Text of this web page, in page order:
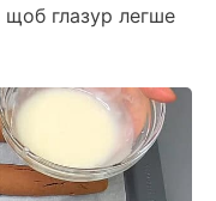
щоб глазур легше